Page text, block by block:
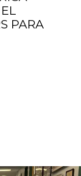
PARA